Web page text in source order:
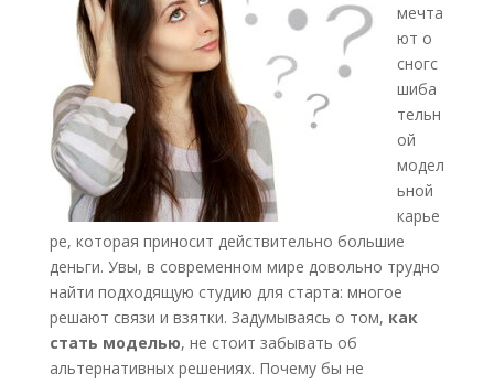
мечта
ют о
сногс
шиба
тельн
ой
модел
ьной
карье
ре, которая приносит действительно большие
деньги. Увы, в современном мире довольно трудно
найти подходящую студию для старта: многое
решают связи и взятки. Задумываясь о том, как
стать моделью, не стоит забывать об
альтернативных решениях. Почему бы не